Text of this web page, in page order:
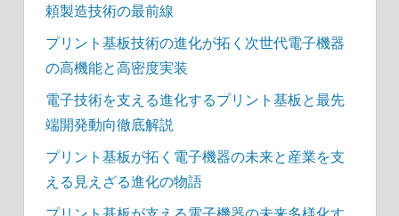
頼製造技術の最前線
プリント基板技術の進化が拓く次世代電子機器
の高機能と高密度実装
電子技術を支える進化するプリント基板と最先
端開発動向徹底解説
プリント基板が拓く電子機器の未来と産業を支
える見えざる進化の物語